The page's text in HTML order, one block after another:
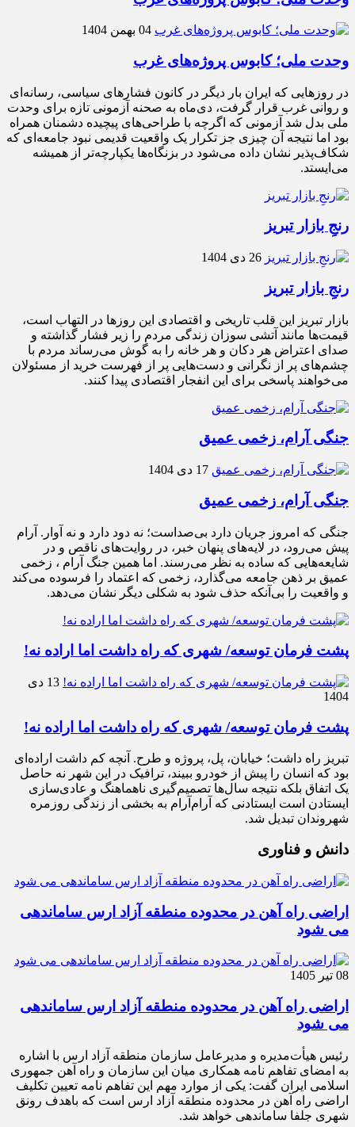
04 بهمن 1404
وحدت ملی؛ کابوس پروژه‌های غرب
در روزهایی که ایران بار دیگر در کانون فشارهای سیاسی، رسانه‌ای
و روانی غرب قرار گرفت، دی‌ماه به صحنه آزمونی تازه برای وحدت
ملی بدل شد آزمونی که اگرچه با طراحی‌های پیچیده دشمنان همراه
بود اما نتیجه آن چیزی جز تکرار یک واقعیت قدیمی نبود جامعه‌ای که
شکاف‌پذیر نشان داده می‌شود در بزنگاه‌ها یکپارچه‌تر از همیشه
می‌ایستد.
رنجِ بازار تبریز
26 دی 1404
رنجِ بازار تبریز
بازار تبریز این قلب تاریخی و اقتصادی این روزها در التهاب است،
قیمت‌ها مانند آتشی سوزان زندگی مردم را زیر فشار گذاشته و
صدای اعتراض هر دکان و هر خانه را به گوش می‌رساند مردم با
چشم‌های پر از نگرانی و دست‌هایی پر از فهرست خرید از مسئولان
می‌خواهند پاسخی برای این انفجار اقتصادی پیدا کنند.
جنگی آرام، زخمی عمیق
17 دی 1404
جنگی آرام، زخمی عمیق
جنگی که امروز جریان دارد بی‌صداست؛ نه دود دارد و نه آوار. آرام
پیش می‌رود، در لایه‌های پنهان خبر، در روایت‌های ناقص و در
شایعه‌هایی که ساده به نظر می‌رسند. اما همین جنگ آرام ، زخمی
عمیق بر ذهن جامعه می‌گذارد، زخمی که اعتماد را فرسوده می‌کند
و واقعیت را بی‌آنکه حذف شود به شکلی دیگر نشان می‌دهد.
پشت فرمان توسعه/ شهری که راه داشت اما اراده نه!
13 دی
1404
پشت فرمان توسعه/ شهری که راه داشت اما اراده نه!
تبریز راه داشت؛ خیابان، پل، پروژه و طرح. آنچه کم داشت اراده‌ای
بود که انسان را پیش از خودرو ببیند، ترافیک در این شهر نه حاصل
یک اتفاق بلکه نتیجه سال‌ها تصمیم‌گیری ناهماهنگ و عادی‌سازی
ایستادن است ایستادنی که آرام‌آرام به بخشی از زندگی روزمره
شهروندان تبدیل شد.
دانش و فناوری
اراضی راه آهن در محدوده منطقه آزاد ارس ساماندهی
می شود
08 تیر 1405
اراضی راه آهن در محدوده منطقه آزاد ارس ساماندهی
می شود
رئیس هیأت‌مدیره و مدیرعامل سازمان منطقه آزاد ارس با اشاره
به امضای تفاهم نامه همکاری میان این سازمان و راه آهن جمهوری
اسلامی ایران گفت: یکی از موارد مهم این تفاهم نامه تعیین تکلیف
اراضی راه آهن در محدوده منطقه آزاد ارس است که باهدف رونق
شهری جلفا ساماندهی خواهد شد.